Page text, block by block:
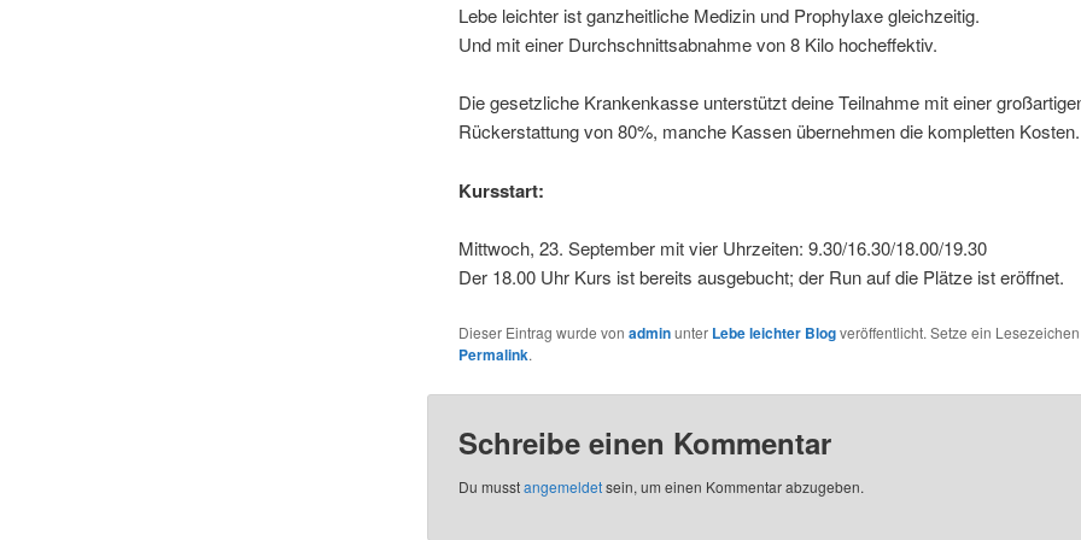
Lebe leichter ist ganzheitliche Medizin und Prophylaxe gleichzeitig.
Und mit einer Durchschnittsabnahme von 8 Kilo hocheffektiv.
Die gesetzliche Krankenkasse unterstützt deine Teilnahme mit einer
Rückerstattung von 80%, manche Kassen übernehmen die kompletten Kosten.
Kursstart:
Mittwoch, 23. September mit vier Uhrzeiten: 9.30/16.30/18.00/19.30
Der 18.00 Uhr Kurs ist bereits ausgebucht; der Run auf die Plätze ist eröffnet.
Dieser Eintrag wurde von adminunter Lebe leichter Blogveröffentlicht. Setze ein
Permalink.
Schreibe einen Kommentar
Du musstangemeldetsein, um einen Kommentar abzugeben.